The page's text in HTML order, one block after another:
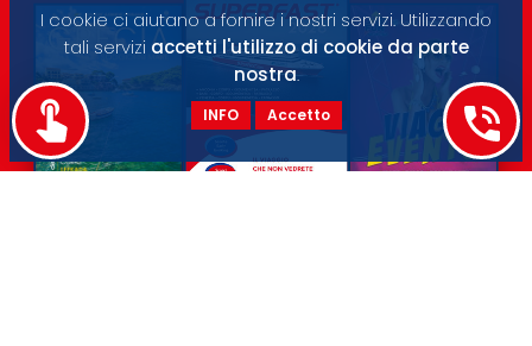
I cookie ci aiutano a fornire i nostri servizi. Utilizzando
tali servizi accetti l'utilizzo di cookie da parte
nostra.
INFO Accetto